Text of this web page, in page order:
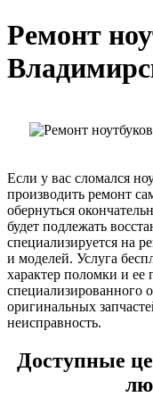
Ремонт
Если у вас сломался
производить ремонт
обернуться
будет подлежать
специализируется на
и моделей. Услуга
характер поломки и
специализированного
оригинальных
неисправность.
Доступные